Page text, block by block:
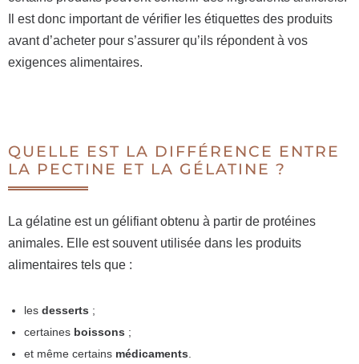
Il est donc important de vérifier les étiquettes des produits
avant d’acheter pour s’assurer qu’ils répondent à vos
exigences alimentaires.
QUELLE EST LA DIFFÉRENCE ENTRE
LA PECTINE ET LA GÉLATINE ?
La gélatine est un gélifiant obtenu à partir de protéines
animales. Elle est souvent utilisée dans les produits
alimentaires tels que :
les desserts ;
certaines boissons ;
et même certains médicaments